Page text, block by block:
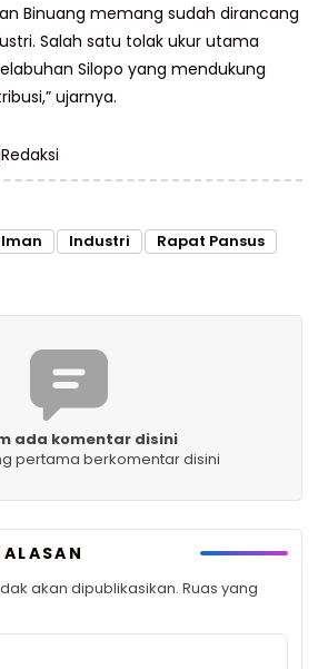
Binuang memang sudah dirancang
Salah satu tolak ukur utama
Silopo yang mendukung
ujarnya.
Industri
Rapat Pansus
ada komentar disini
pertama berkomentar disini
akan dipublikasikan. Ruas yang